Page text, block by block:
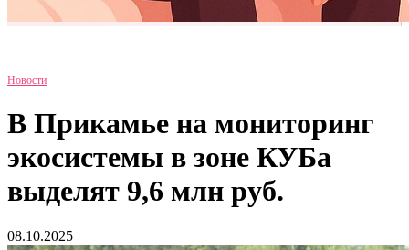
Новости
В Прикамье на мониторинг
экосистемы в зоне КУБа
выделят 9,6 млн руб.
08.10.2025